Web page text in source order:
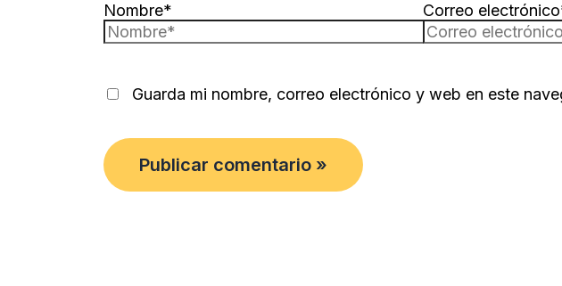
Nombre* Correo
Guarda mi nombre, correo electrónico y web en este